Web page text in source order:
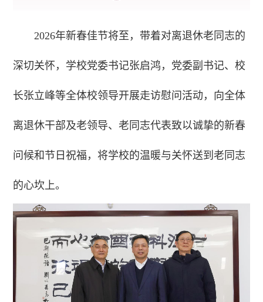
2026年新春佳节将至，带着对离退休老同志的
深切关怀，学校党委书记张启鸿，党委副书记、校
长张立峰等全体校领导开展走访慰问活动，向全体
离退休干部及老领导、老同志代表致以诚挚的新春
问候和节日祝福，将学校的温暖与关怀送到老同志
的心坎上。